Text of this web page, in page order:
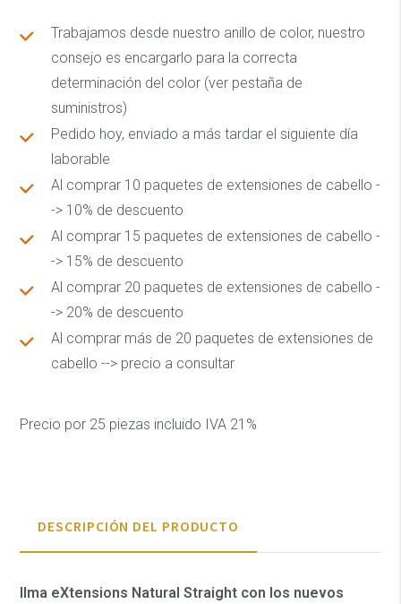
Trabajamos desde nuestro anillo de color, nuestro
consejo es encargarlo para la correcta
determinación del color (ver pestaña de
suministros)
Pedido hoy, enviado a más tardar el siguiente día
laborable
Al comprar 10 paquetes de extensiones de cabello -
-> 10% de descuento
Al comprar 15 paquetes de extensiones de cabello -
-> 15% de descuento
Al comprar 20 paquetes de extensiones de cabello -
-> 20% de descuento
Al comprar más de 20 paquetes de extensiones de
cabello --> precio a consultar
Precio por 25 piezas incluido IVA 21%
DESCRIPCIÓN DEL PRODUCTO
Ilma eXtensions Natural Straight con los nuevos